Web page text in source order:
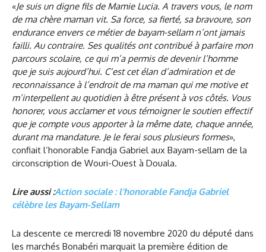
«Je suis un digne fils de Mamie Lucia. A travers vous, le nom
de ma chère maman vit. Sa force, sa fierté, sa bravoure, son
endurance envers ce métier de bayam-sellam n’ont jamais
failli. Au contraire. Ses qualités ont contribué à parfaire mon
parcours scolaire, ce qui m’a permis de devenir l’homme
que je suis aujourd’hui. C’est cet élan d’admiration et de
reconnaissance à l’endroit de ma maman qui me motive et
m’interpellent au quotidien à être présent à vos côtés. Vous
honorer, vous acclamer et vous témoigner le soutien effectif
que je compte vous apporter à la même date, chaque année,
durant ma mandature. Je le ferai sous plusieurs formes»,
confiait l’honorable Fandja Gabriel aux Bayam-sellam de la
circonscription de Wouri-Ouest à Douala.
Lire aussi :Action sociale : l’honorable Fandja Gabriel
célèbre les Bayam-Sellam
La descente ce mercredi 18 novembre 2020 du député dans
les marchés Bonabéri marquait la première édition de